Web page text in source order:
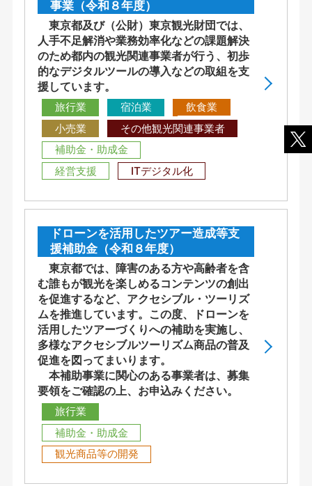
事業（令和８年度）
東京都及び（公財）東京観光財団では、
人手不足解消や業務効率化などの課題解決
のため都内の観光関連事業者が行う、初歩
的なデジタルツールの導入などの取組を支
援しています。
旅行業 宿泊業
飲食業
小売業
その他観光関連事業者
補助金・助成金
経営支援
ITデジタル化
ドローンを活用したツアー造成等支
援補助金（令和８年度）
東京都では、障害のある方や高齢者を含
む誰もが観光を楽しめるコンテンツの創出
を促進するなど、アクセシブル・ツーリズ
ムを推進しています。この度、ドローンを
活用したツアーづくりへの補助を実施し、
多様なアクセシブルツーリズム商品の普及
促進を図ってまいります。
本補助事業に関心のある事業者は、募集
要領をご確認の上、お申込みください。
旅行業
補助金・助成金
観光商品等の開発